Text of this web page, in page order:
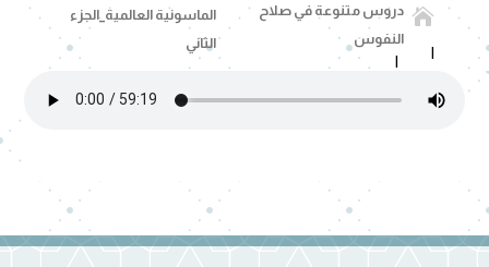
 دروس متنوعة في صلاح
النفوس
الماسونية العالمية_الجزء
الثاني